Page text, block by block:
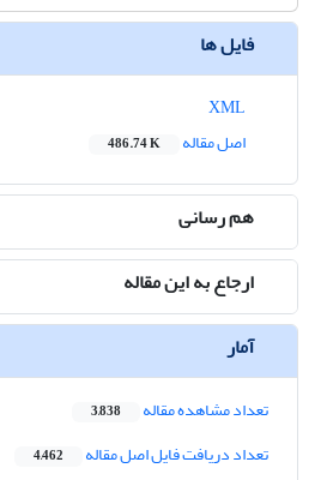
فایل ها
اصل مقاله
486.74 K
هم رسانی
ارجاع به این مقاله
آمار
تعداد مشاهده مقاله 3,838
تعداد دریافت فایل اصل مقاله 4,462